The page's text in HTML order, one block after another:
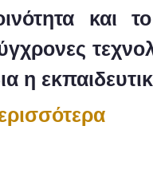
και
η